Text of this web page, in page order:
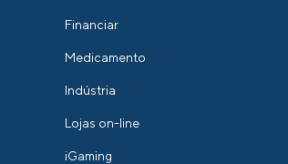
Financiar
Medicamento
Indústria
Lojas on-line
iGaming